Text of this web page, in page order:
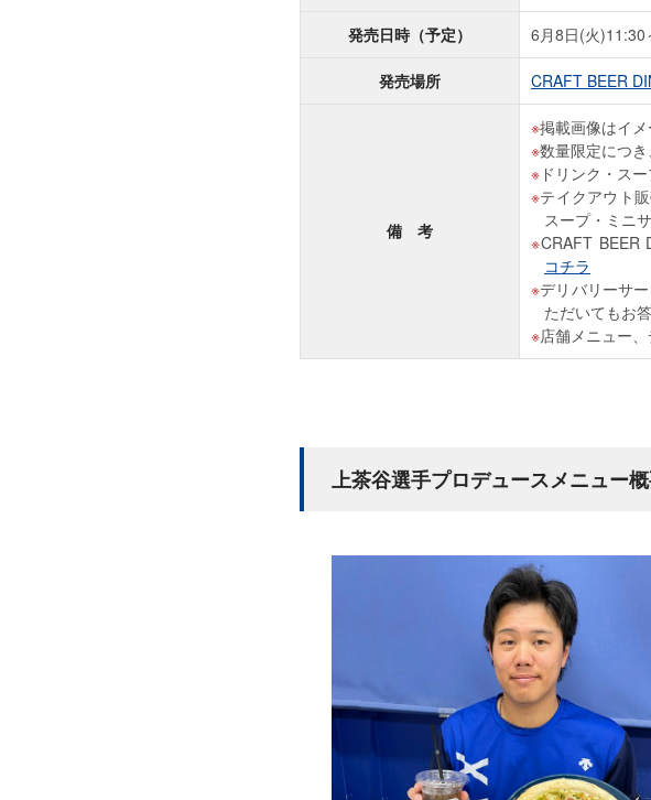
発売日時（予定） 6月8日(火)11:30
発売場所 CRAFT BEER
備 考
掲載画像はイ
数量限定につ
ドリンク・ス
テイクアウト
スープ・ミニ
CRAFT
コチラ
デリバリーサ
ただいてもお
店舗メニュー
上茶谷選手プロデュースメニュー